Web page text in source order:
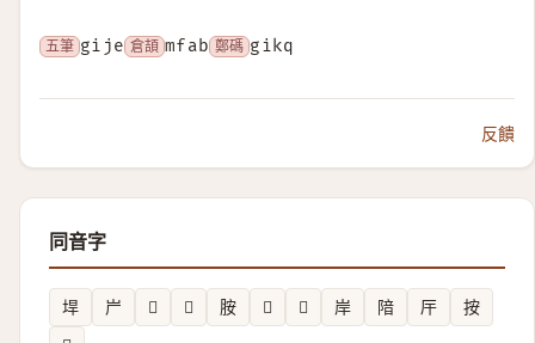
五筆 gije 倉頡 mfab 鄭碼 gikq
反饋
同音字
垾 屵 𣗈 𪣄 胺 𭌩 𩭢 岸 隌 厈
按